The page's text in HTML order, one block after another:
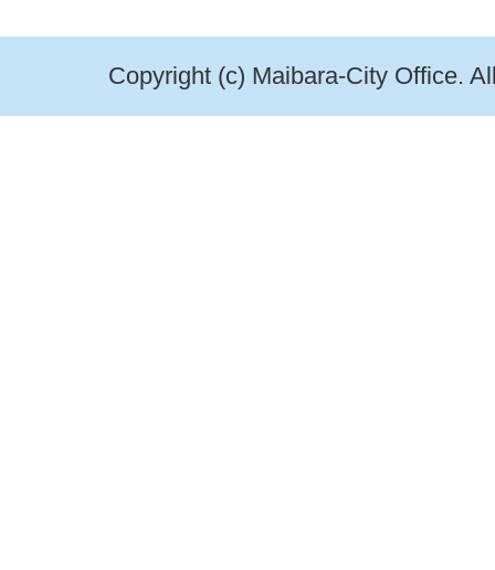
Copyright (c) Maibara-City Office.